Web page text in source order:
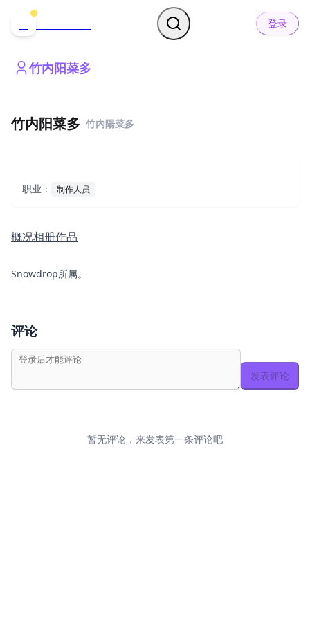
登录
竹内阳菜多
竹内阳菜多 竹内陽菜多
职业： 制作人员
概况相册作品
Snowdrop所属。
评论
发表评论
暂无评论，来发表第一条评论吧